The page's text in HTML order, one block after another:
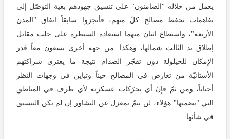
يعمل من خلاله "الضامنون" على تنسيق جهودهم بغية التوصّل إلى
تفاهمات تحفظ مصالح كلّ منهم، فأنجزوا سابقاً اتفاق "المدن
الأربعة"، واستطاع اثنان منهما استعادة السيطرة على حلب مقابل
إطلاق يد الثالث شمالها، وهكذا. من جهة أخرى يسعون معاً قدر
الإمكان للحيلولة دون تفجّر الصدام نتيجة ما يعتري شراكتهم
الأستانيّة من تعارض في المصالح حيناً وتباين في وجهات النظر
أحياناً، ومن ثمّ فإنّ أي تحرّكات عسكرية لأي طرف في المناطق
التي "يضمنها" هؤلاء، لن تتمّ بمعزل عن التشاور إن لم يكن التنسيق
في شأنها.